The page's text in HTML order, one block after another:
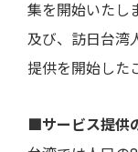
集を開始いたし
及び、訪日台湾
提供を開始した
■サービス提供